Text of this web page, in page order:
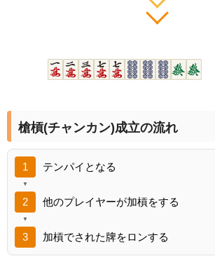
槍槓(チャンカン)成立の流れ
テンパイとなる
他のプレイヤーが加槓をする
加槓でされた牌をロンする